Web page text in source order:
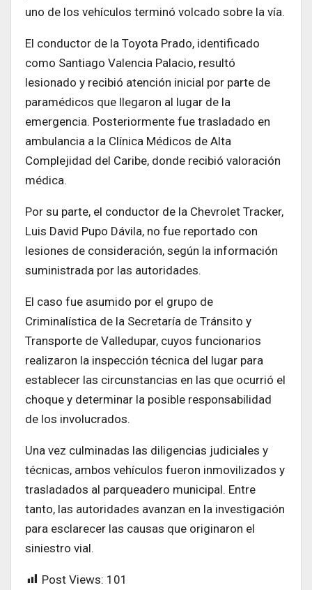
uno de los vehículos terminó volcado sobre la vía.
El conductor de la Toyota Prado, identificado
como Santiago Valencia Palacio, resultó
lesionado y recibió atención inicial por parte de
paramédicos que llegaron al lugar de la
emergencia. Posteriormente fue trasladado en
ambulancia a la Clínica Médicos de Alta
Complejidad del Caribe, donde recibió valoración
médica.
Por su parte, el conductor de la Chevrolet Tracker,
Luis David Pupo Dávila, no fue reportado con
lesiones de consideración, según la información
suministrada por las autoridades.
El caso fue asumido por el grupo de
Criminalística de la Secretaría de Tránsito y
Transporte de Valledupar, cuyos funcionarios
realizaron la inspección técnica del lugar para
establecer las circunstancias en las que ocurrió el
choque y determinar la posible responsabilidad
de los involucrados.
Una vez culminadas las diligencias judiciales y
técnicas, ambos vehículos fueron inmovilizados y
trasladados al parqueadero municipal. Entre
tanto, las autoridades avanzan en la investigación
para esclarecer las causas que originaron el
siniestro vial.
Post Views: 101